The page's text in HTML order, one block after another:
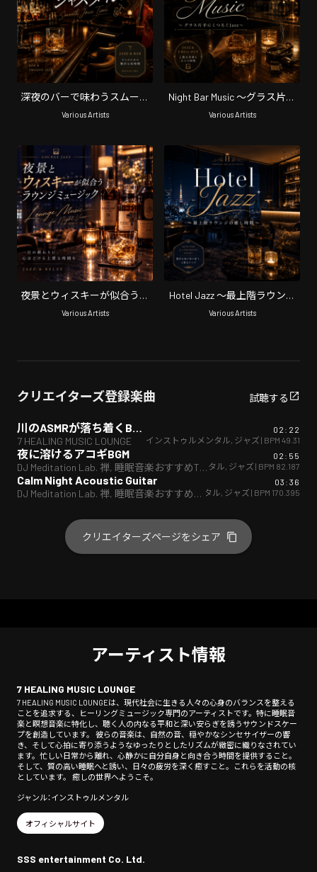
深夜のバーで味わうスムース
ジャズタイム
Various Artists
Night Bar Music 〜グラス片手
にくつろぐJazz〜
Various Artists
夜景とウィスキーが似合うラ
ウンジミュージック
Various Artists
Hotel Jazz 〜最上階ラウンジ
の癒し時間〜
Various Artists
クリエイターズ登録楽曲 試聴する
川のASMRが落ち着くBGM
7 HEALING MUSIC LOUNGE
02:22
インストゥルメンタル ジャズ | BPM 49.31
夜に溶けるアコギBGM
DJ Meditation Lab. 禅, 睡眠音楽おすすめTIMES & 7 HEALING MUSIC LOUNGE
02:55
インストゥルメンタル ジャズ | BPM 82.187
Calm Night Acoustic Guitar
DJ Meditation Lab. 禅, 睡眠音楽おすすめTIMES & 7 HEALING MUSIC LOUNGE
03:36
インストゥルメンタル ジャズ | BPM 170.395
クリエイターズページをシェア
アーティスト情報
7 HEALING MUSIC LOUNGE
7 HEALING MUSIC LOUNGEは、現代社会に生きる人々の心身のバランスを整える
ことを追求する、ヒーリングミュージック専門のアーティストです。特に睡眠音
楽と瞑想音楽に特化し、聴く人の内なる平和と深い安らぎを誘うサウンドスケー
プを創造しています。 彼らの音楽は、自然の音、穏やかなシンセサイザーの響
き、そして心拍に寄り添うようなゆったりとしたリズムが緻密に織りなされてい
ます。忙しい日常から離れ、心静かに自分自身と向き合う時間を提供すること。
そして、質の高い睡眠へと誘い、日々の疲労を深く癒すこと。これらを活動の核
としています。 癒しの世界へようこそ。
ジャンル：インストゥルメンタル
オフィシャルサイト
SSS entertainment Co. Ltd.